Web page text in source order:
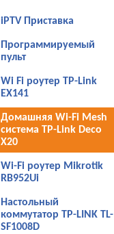
iPTV Приставка
Программируемый
пульт
Wi Fi роутер TP-Link
EX141
Домашняя Wi-Fi Mesh
система TP-Link Deco
X20
Wi-Fi роутер Mikrotik
RB952Ui
Настольный
коммутатор TP-LINK TL-
SF1008D